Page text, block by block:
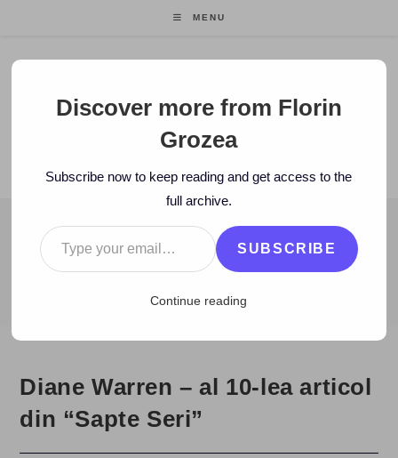
MENU
Florin Grozea
ENTREPRENEUR. FOUNDER/CEO MOCAPP.
BLOG
2006 > December > 7 > Cele mai bune articole > Diane Warren
Diane Warren – al 10-lea articol
din “Sapte Seri”
Discover more from Florin
Grozea
Subscribe now to keep reading and get access to the
full archive.
Type your email…
SUBSCRIBE
Continue reading